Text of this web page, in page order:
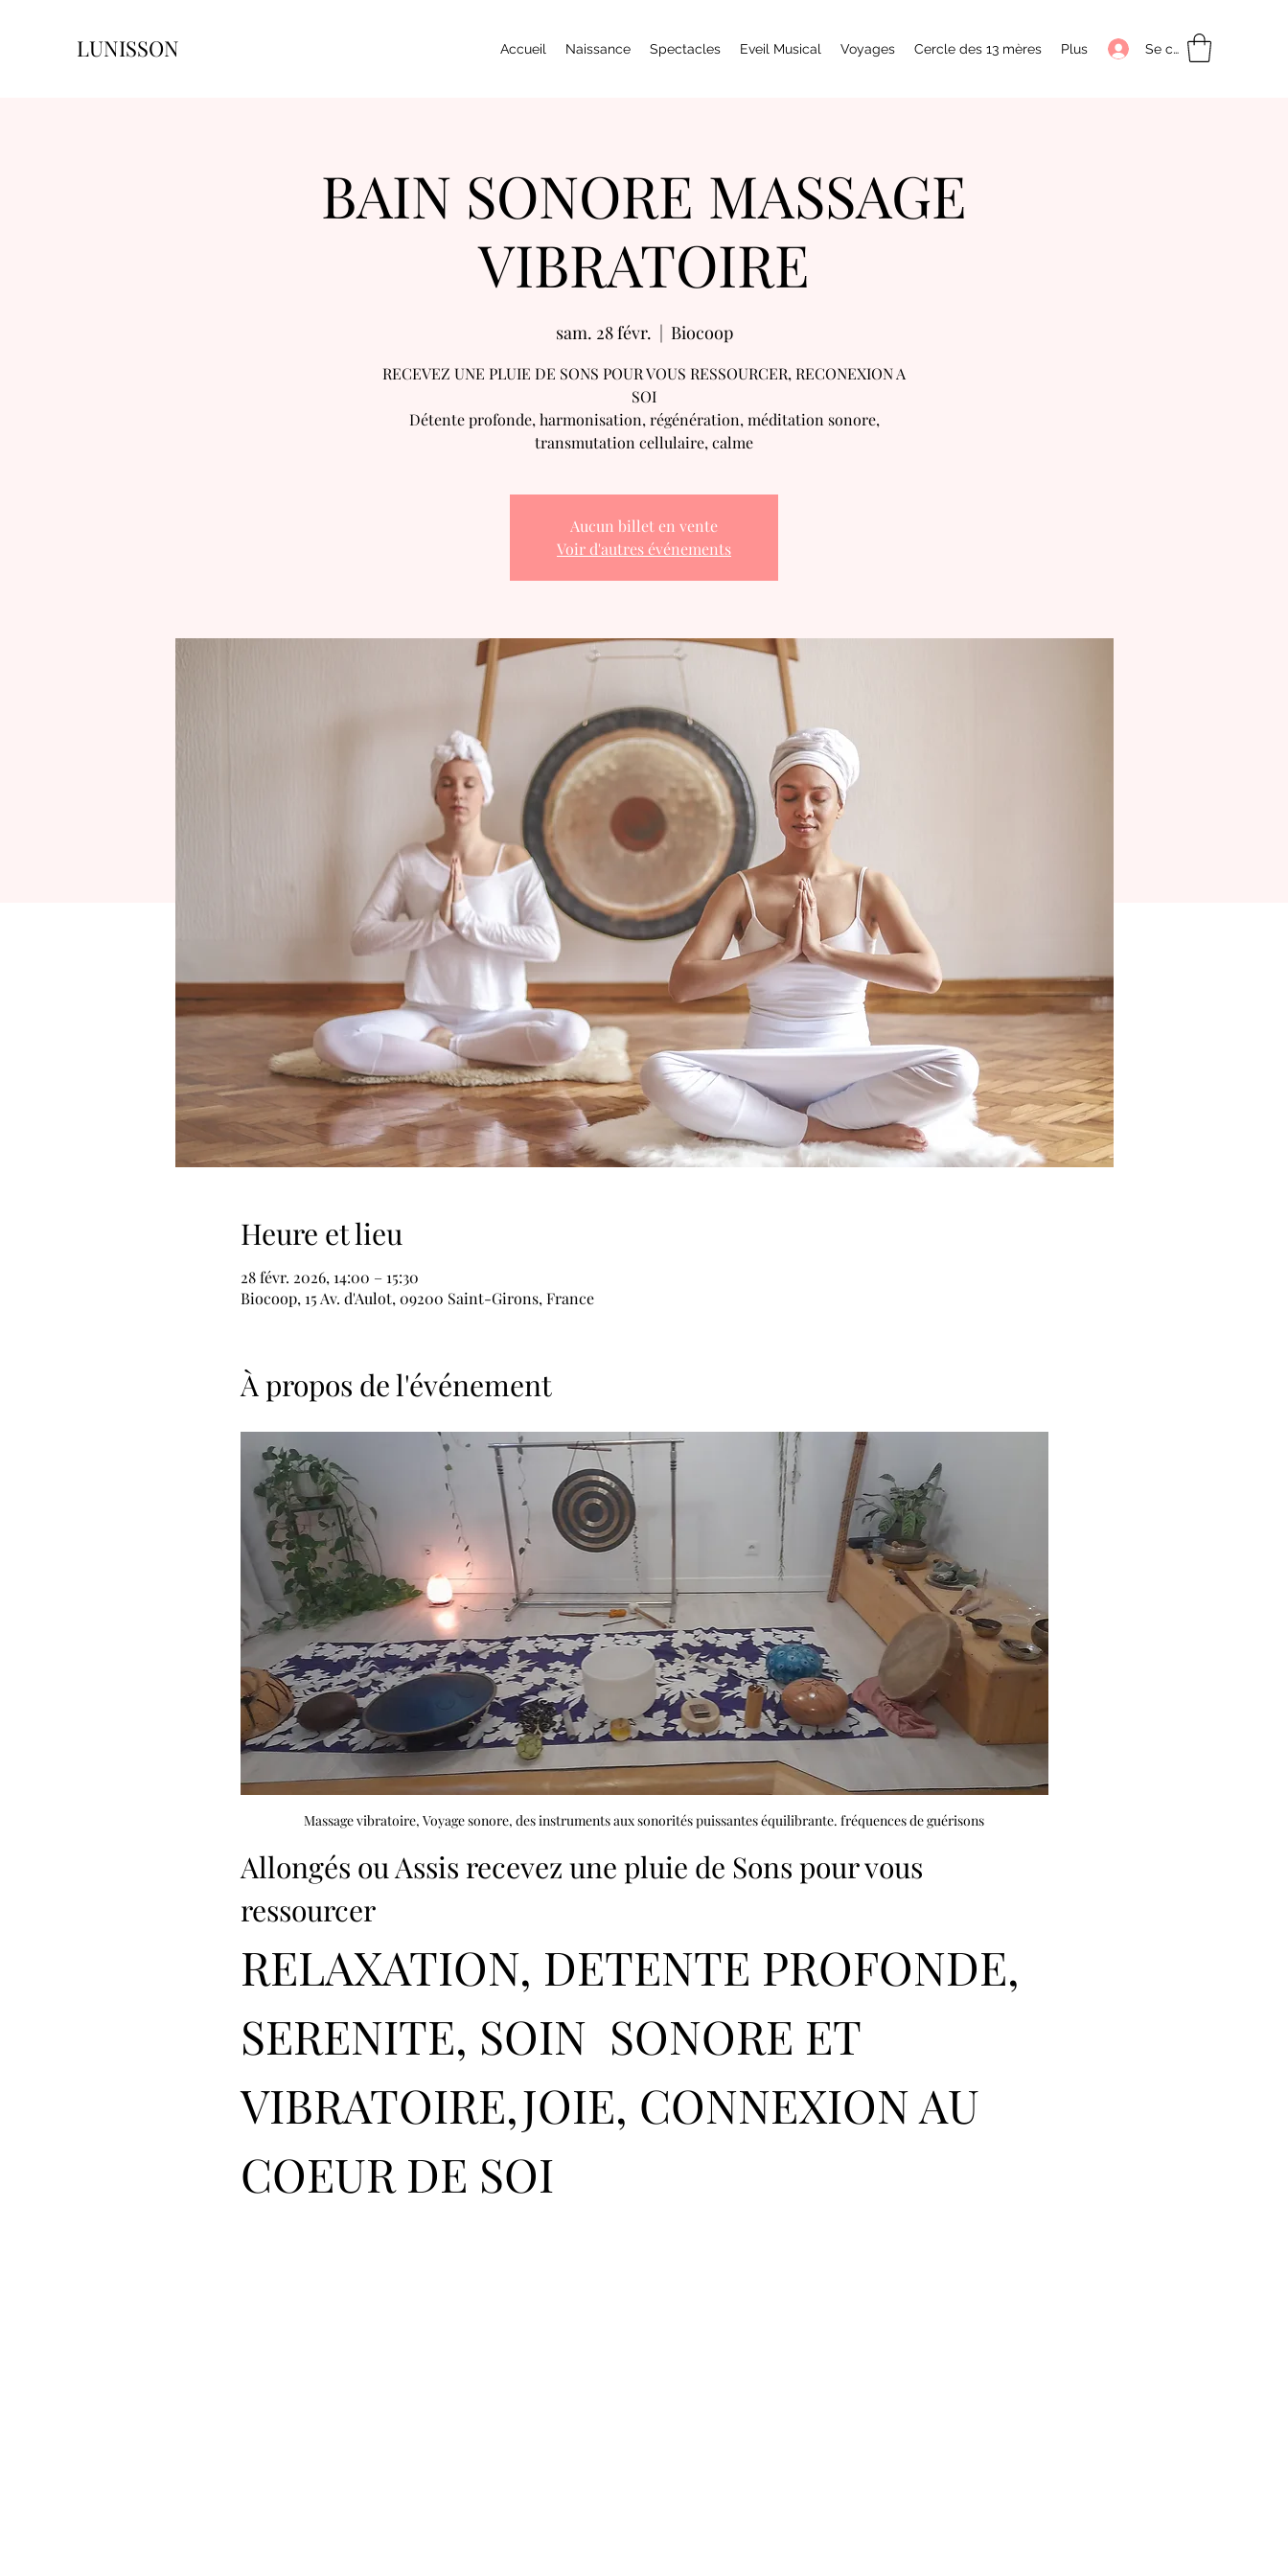
LUNISSON Se connecter
Accueil Naissance Spectacles Eveil Musical Voyages Cercle des 13 mères Plus
BAIN SONORE MASSAGE
VIBRATOIRE
sam. 28 févr.
  |
Biocoop
RECEVEZ UNE PLUIE DE SONS POUR VOUS RESSOURCER, RECONEXION A
SOI
Détente profonde, harmonisation, régénération, méditation sonore,
transmutation cellulaire, calme
Aucun billet en vente
Voir d'autres événements
Heure et lieu
28 févr. 2026, 14:00 – 15:30
Biocoop, 15 Av. d'Aulot, 09200 Saint-Girons, France
À propos de l'événement
Massage vibratoire, Voyage sonore, des instruments aux sonorités puissantes équilibrante. fréquences de guérisons
Allongés ou Assis recevez une pluie de Sons pour vous
ressourcer
RELAXATION, DETENTE PROFONDE,
SERENITE, SOIN  SONORE ET
VIBRATOIRE,JOIE, CONNEXION AU
COEUR DE SOI